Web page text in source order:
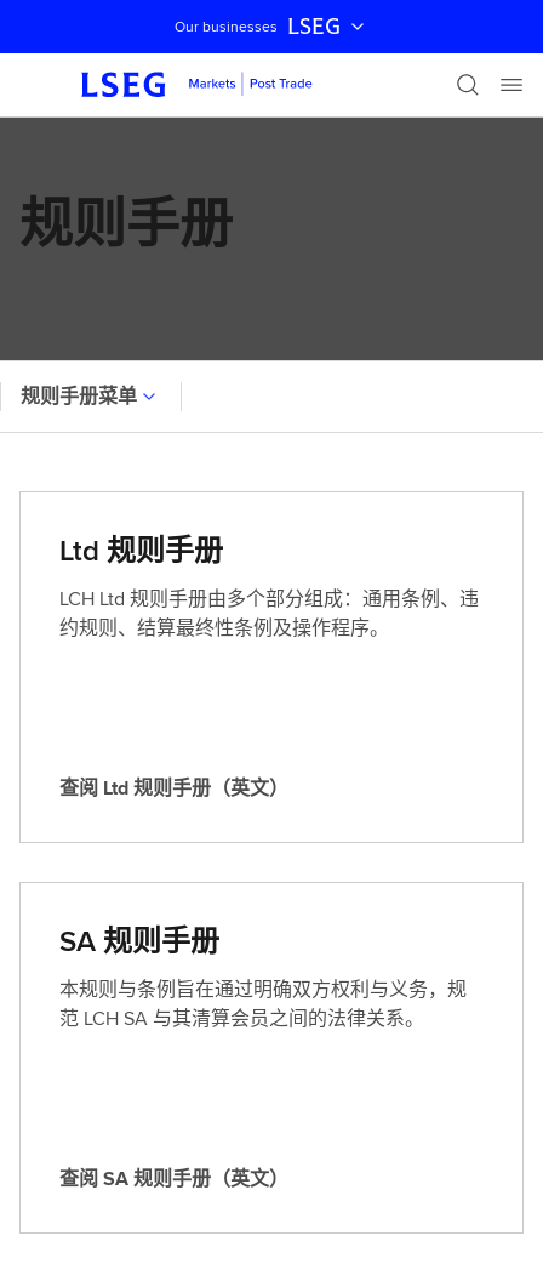
跳过导航
Our businesses LSEG
规则手册
规则手册菜单
Ltd 规则手册
LCH Ltd 规则手册由多个部分组成：通用条例、违
约规则、结算最终性条例及操作程序。
查
t
规
则
手
册
查阅 Ltd 规则手册（英文）
SA 规则手册
本规则与条例旨在通过明确双方权利与义务，规
范 LCH SA 与其清算会员之间的法律关系。
查
查阅 SA 规则手册（英文）